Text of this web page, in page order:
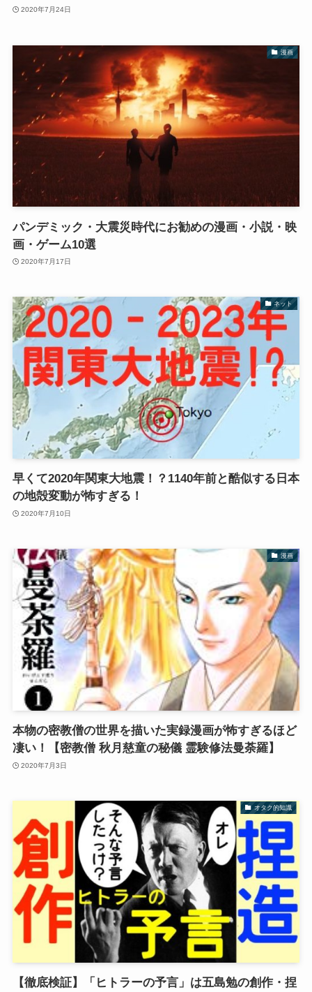
2020年7月24日
漫画
パンデミック・大震災時代にお勧めの漫画・小説・映
画・ゲーム10選
2020年7月17日
ネット
早くて2020年関東大地震！？1140年前と酷似する日本
の地殻変動が怖すぎる！
2020年7月10日
漫画
本物の密教僧の世界を描いた実録漫画が怖すぎるほど
凄い！【密教僧 秋月慈童の秘儀 霊験修法曼荼羅】
2020年7月3日
オタク的知識
【徹底検証】「ヒトラーの予言」は五島勉の創作・捏